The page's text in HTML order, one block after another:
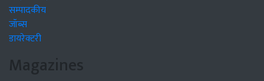
सम्पादकीय
जॉब्स
डायरेक्टरी
Magazines